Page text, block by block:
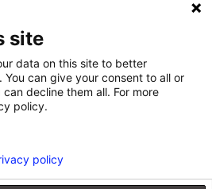
umweltbriefe
no
site
data on this site to better
can give your consent to all or
decline them all. For more
policy.
policy